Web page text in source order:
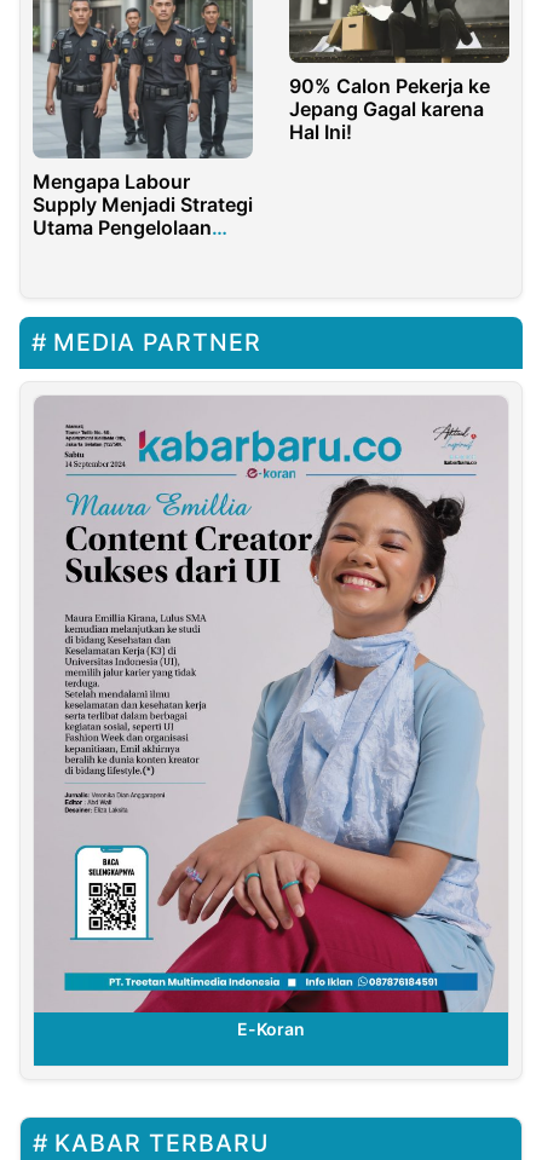
Mengapa Labour
Supply Menjadi Strategi
Utama Pengelolaan
90% Calon Pekerja ke
Jepang Gagal karena
Hal Ini!
MEDIA PARTNER
E-Koran
KABAR TERBARU